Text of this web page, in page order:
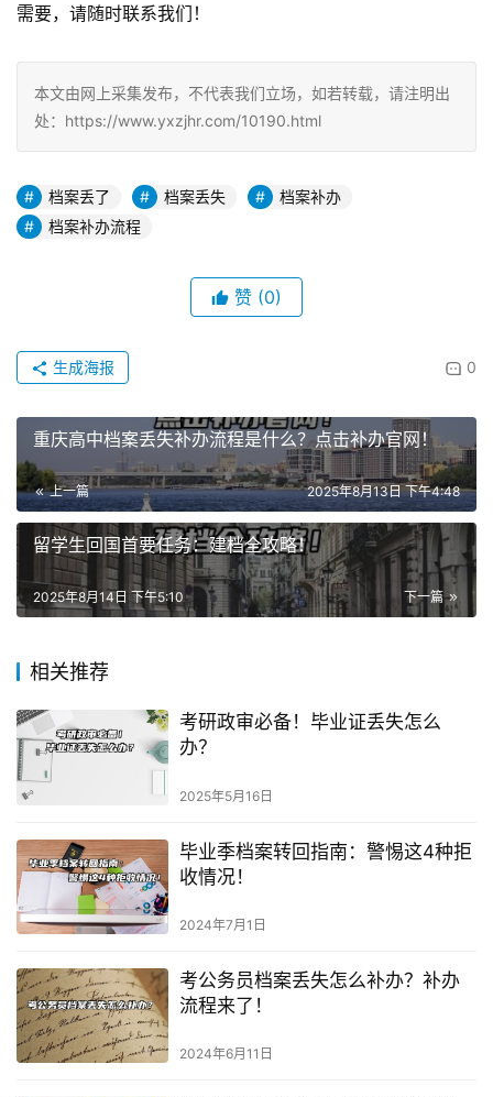
需要，请随时联系我们！
本文由网上采集发布，不代表我们立场，如若转载，请注明出
处：https://www.yxzjhr.com/10190.html
档案丢了 档案丢失
档案补办
档案补办流程
赞 (0)
0
生成海报
重庆高中档案丢失补办流程是什么？点击补办官网！
上一篇 2025年8月13日 下午4:48
留学生回国首要任务：建档全攻略！
下一篇
2025年8月14日 下午5:10
相关推荐
考研政审必备！毕业证丢失怎么
办？
2025年5月16日
毕业季档案转回指南：警惕这4种拒
收情况！
2024年7月1日
考公务员档案丢失怎么补办？补办
流程来了！
2024年6月11日